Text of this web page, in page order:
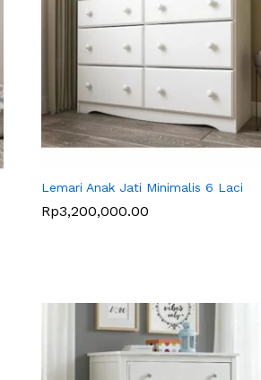
Lemari Anak Jati Minimalis 6 Laci
Rp3,200,000.00
Rp3,200,000.00